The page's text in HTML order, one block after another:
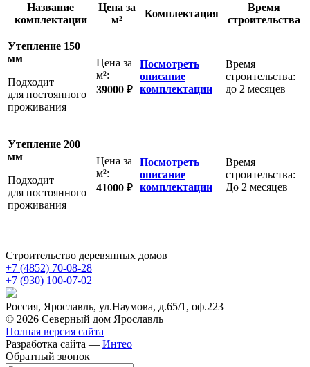
Название
комплектации
Цена за
м²
Комплектация
Время
строительства
Утепление 150
мм
Подходит
для постоянного
проживания
Цена за
м²:
39000 ₽
Посмотреть
описание
комплектации
Время
строительства:
до 2 месяцев
Утепление 200
мм
Подходит
для постоянного
проживания
Цена за
м²:
41000 ₽
Посмотреть
описание
комплектации
Время
строительства:
До 2 месяцев
Строительство деревянных домов
+7 (4852) 70-08-28
+7 (930) 100-07-02
Россия, Ярославль, ул.Наумова, д.65/1, оф.223
© 2026 Северный дом Ярославль
Полная версия сайта
Разработка сайта — Интео
Обратный звонок